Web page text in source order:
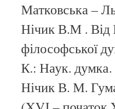
Матковська –
Нічик В.М . Від
філософської
К.: Наук. думка.
Нічик В. М.